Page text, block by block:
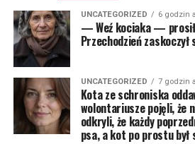
UNCATEGORIZED 6 godzin
— Weź kociaka —
Przechodzień zaskoczył
UNCATEGORIZED 7 godzin
Kota ze schroniska
wolontariusze pojęli, że
odkryli, że każdy
psa, a kot po prostu był